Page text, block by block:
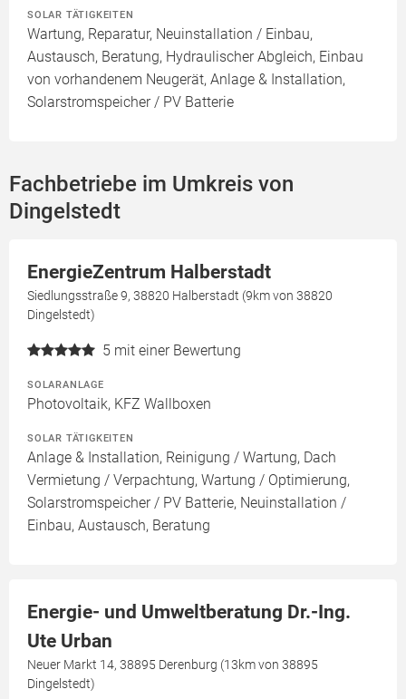
SOLAR TÄTIGKEITEN
Wartung, Reparatur, Neuinstallation / Einbau,
Austausch, Beratung, Hydraulischer Abgleich, Einbau
von vorhandenem Neugerät, Anlage & Installation,
Solarstromspeicher / PV Batterie
Fachbetriebe im Umkreis von
Dingelstedt
EnergieZentrum Halberstadt
Siedlungsstraße 9, 38820 Halberstadt (9km von 38820
Dingelstedt)
5 mit einer Bewertung
SOLARANLAGE
Photovoltaik, KFZ Wallboxen
SOLAR TÄTIGKEITEN
Anlage & Installation, Reinigung / Wartung, Dach
Vermietung / Verpachtung, Wartung / Optimierung,
Solarstromspeicher / PV Batterie, Neuinstallation /
Einbau, Austausch, Beratung
Energie- und Umweltberatung Dr.-Ing.
Ute Urban
Neuer Markt 14, 38895 Derenburg (13km von 38895
Dingelstedt)